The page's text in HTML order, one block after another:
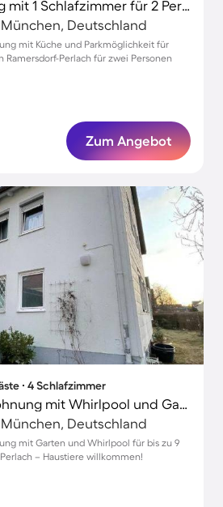
Schöne Wohnung mit 1 Schlafzimmer für 2 Personen
Deutschland
mit Küche und Parkmöglichkeit für
Ramersdorf-Perlach für zwei Personen
Zum Angebot
∙ 4 Schlafzimmer
Schöne Ferienwohnung mit Whirlpool und Garten | Haustiere sind willkommen
Deutschland
mit Garten und Whirlpool für bis zu 9
– Haustiere willkommen!